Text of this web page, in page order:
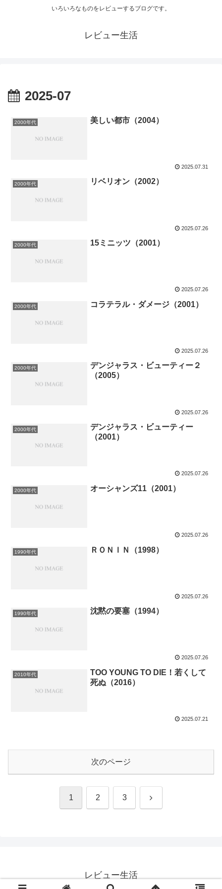
いろいろなものをレビューするブログです。
レビュー生活
2025-07
2000年代 美しい都市（2004）
2025.07.31
2000年代 リベリオン（2002）
2025.07.26
2000年代 15ミニッツ（2001）
2025.07.26
2000年代 コラテラル・ダメージ（2001）
2025.07.26
2000年代
デンジャラス・ビューティー２
（2005）
2025.07.26
2000年代
デンジャラス・ビューティー
（2001）
2025.07.26
2000年代 オーシャンズ11（2001）
2025.07.26
1990年代 ＲＯＮＩＮ（1998）
2025.07.26
1990年代 沈黙の要塞（1994）
2025.07.26
2010年代
TOO YOUNG TO DIE！若くして
死ぬ（2016）
2025.07.21
次のページ
1 2 3 次
レビュー生活